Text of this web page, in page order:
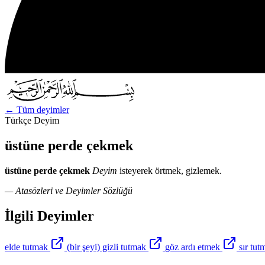
← Tüm deyimler
Türkçe Deyim
üstüne perde çekmek
üstüne perde çekmek Deyim isteyerek örtmek, gizlemek.
— Atasözleri ve Deyimler Sözlüğü
İlgili Deyimler
elde tutmak (bir şeyi) gizli tutmak göz ardı etmek sır